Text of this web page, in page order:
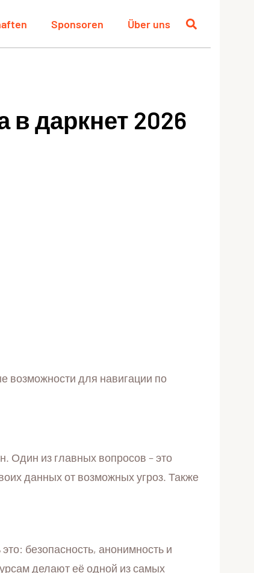
Sponsoren Über uns
в даркнет 2026
возможности для навигации по
Один из главных вопросов – это
данных от возможных угроз. Также
безопасность, анонимность и
делают её одной из самых